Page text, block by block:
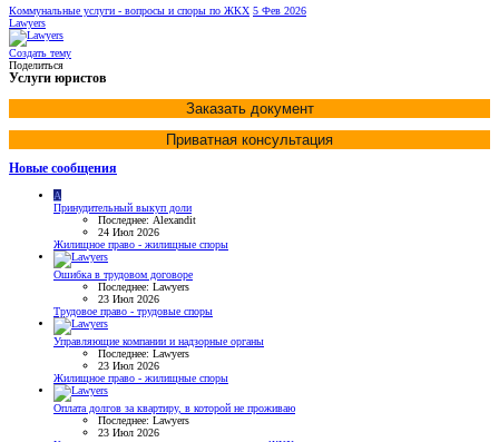
Коммунальные услуги - вопросы и споры по ЖКХ 5 Фев 2026
Lawyers
Создать тему
Поделиться
Услуги юристов
Заказать документ
Приватная консультация
Новые сообщения
A
Принудительный выкуп доли
Последнее: Alexandit
24 Июл 2026
Жилищное право - жилищные споры
Ошибка в трудовом договоре
Последнее: Lawyers
23 Июл 2026
Трудовое право - трудовые споры
Управляющие компании и надзорные органы
Последнее: Lawyers
23 Июл 2026
Жилищное право - жилищные споры
Оплата долгов за квартиру, в которой не проживаю
Последнее: Lawyers
23 Июл 2026